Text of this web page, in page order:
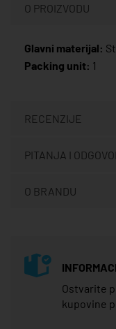
O PROIZVODU
Glavni materijal:
Packing unit: 1
RECENZIJE
PITANJA I
O BRANDU
Ostvarite
kupovine